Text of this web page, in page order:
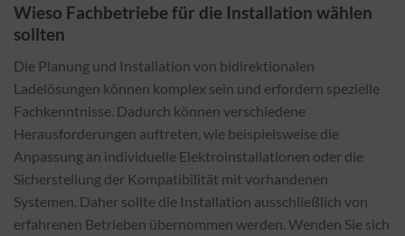
Wieso Fachbetriebe für die Installation wählen
sollten
Die Planung und Installation von bidirektionalen
Ladelösungen können komplex sein und erfordern spezielle
Fachkenntnisse. Dadurch können verschiedene
Herausforderungen auftreten, wie beispielsweise die
Anpassung an individuelle Elektroinstallationen oder die
Sicherstellung der Kompatibilität mit vorhandenen
Systemen. Daher sollte die Installation ausschließlich von
erfahrenen Betrieben übernommen werden. Wenden Sie sich